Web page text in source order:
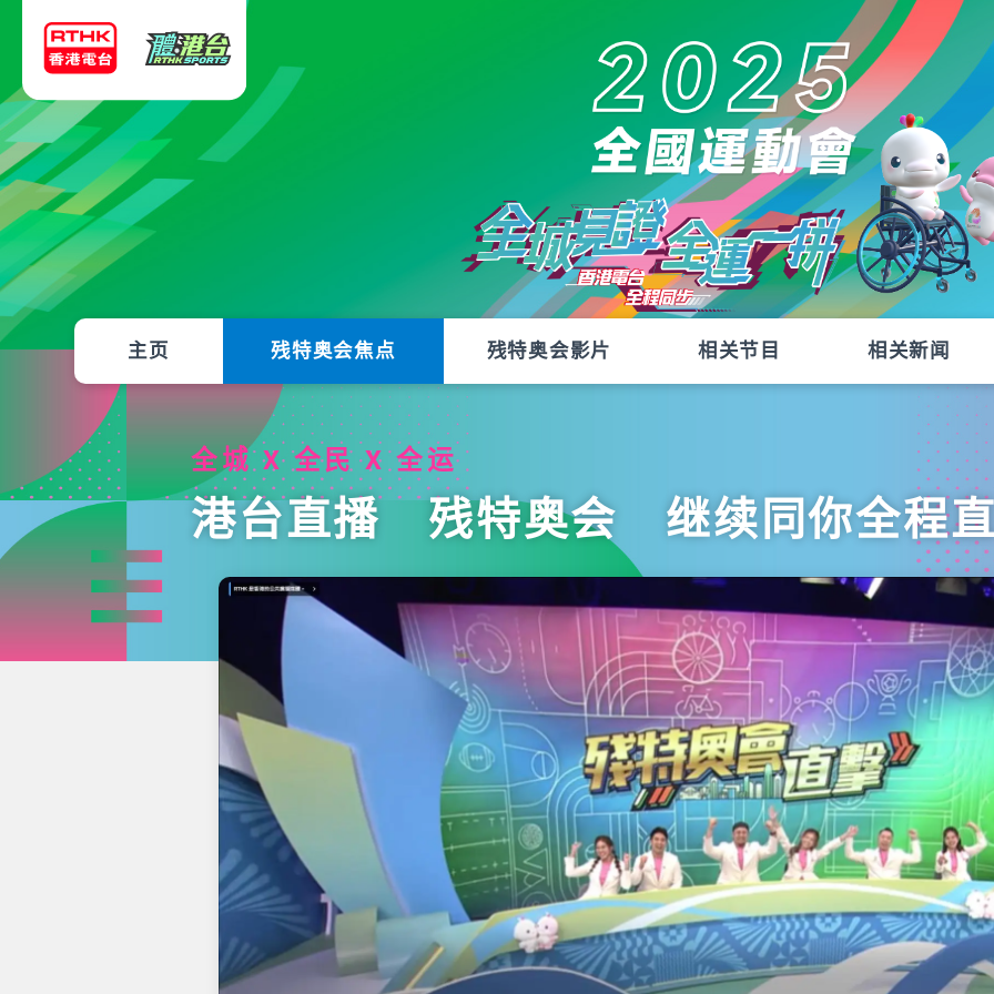
主页 残特奥会焦点 残特奥会影片 相关节目 相关新闻
全城 X 全民 X 全运
港台直播 残特奥会 继续同你全程